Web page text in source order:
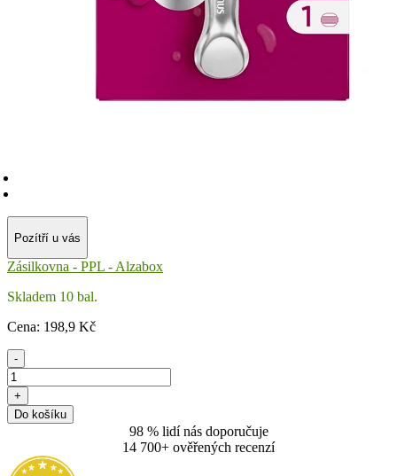
Pozítří u vás
Zásilkovna - PPL - Alzabox
Skladem 10 bal.
Cena: 198,9 Kč
-
+
Do košíku
98 % lidí nás doporučuje
14 700+ ověřených recenzí